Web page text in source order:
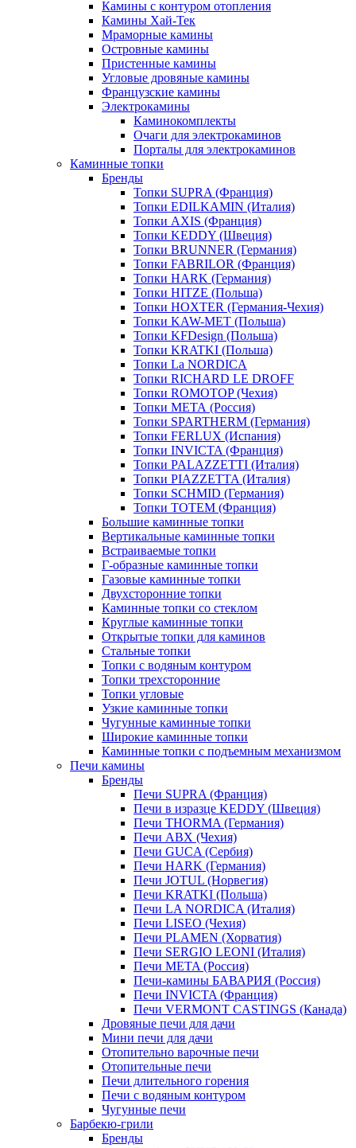
Камины с контуром отопления
Камины Хай-Тек
Мраморные камины
Островные камины
Пристенные камины
Угловые дровяные камины
Французские камины
Электрокамины
Каминокомплекты
Очаги для электрокаминов
Порталы для электрокаминов
Каминные топки
Бренды
Топки SUPRA (Франция)
Топки EDILKAMIN (Италия)
Топки AXIS (Франция)
Топки KEDDY (Швеция)
Топки BRUNNER (Германия)
Топки FABRILOR (Франция)
Топки HARK (Германия)
Топки HITZE (Польша)
Топки HOXTER (Германия-Чехия)
Топки KAW-MET (Польша)
Топки KFDesign (Польша)
Топки KRATKI (Польша)
Топки La NORDICA
Топки RICHARD LE DROFF
Топки ROMOTOP (Чехия)
Топки МЕТА (Россия)
Топки SPARTHERM (Германия)
Топки FERLUX (Испания)
Топки INVICTA (Франция)
Топки PALAZZETTI (Италия)
Топки PIAZZETTA (Италия)
Топки SCHMID (Германия)
Топки TOTEM (Франция)
Большие каминные топки
Вертикальные каминные топки
Встраиваемые топки
Г-образные каминные топки
Газовые каминные топки
Двухсторонние топки
Каминные топки со стеклом
Круглые каминные топки
Открытые топки для каминов
Стальные топки
Топки с водяным контуром
Топки трехсторонние
Топки угловые
Узкие каминные топки
Чугунные каминные топки
Широкие каминные топки
Каминные топки с подъемным механизмом
Печи камины
Бренды
Печи SUPRA (Франция)
Печи в изразце KEDDY (Швеция)
Печи THORMA (Германия)
Печи ABX (Чехия)
Печи GUCA (Сербия)
Печи HARK (Германия)
Печи JOTUL (Норвегия)
Печи KRATKI (Польша)
Печи LA NORDICA (Италия)
Печи LISEO (Чехия)
Печи PLAMEN (Хорватия)
Печи SERGIO LEONI (Италия)
Печи META (Россия)
Печи-камины БАВАРИЯ (Россия)
Печи INVICTA (Франция)
Печи VERMONT CASTINGS (Канада)
Дровяные печи для дачи
Мини печи для дачи
Отопительно варочные печи
Отопительные печи
Печи длительного горения
Печи с водяным контуром
Чугунные печи
Барбекю-грили
Бренды